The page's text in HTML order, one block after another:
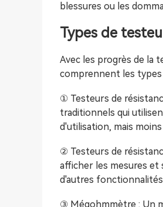
blessures ou les
Types de
Avec les progrès de la
comprennent les types
① Testeurs de
traditionnels qui
d'utilisation, mais
② Testeurs de
afficher les mesures
d'autres
③ Mégohmmètre : Un